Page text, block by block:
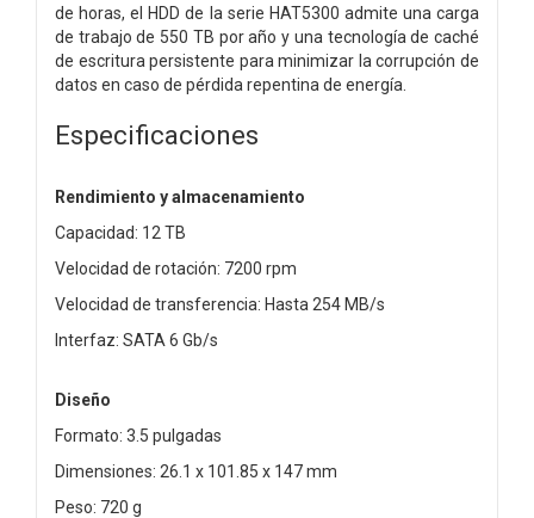
de horas, el HDD de la serie HAT5300 admite una carga
de trabajo de 550 TB por año y una tecnología de caché
de escritura persistente para minimizar la corrupción de
datos en caso de pérdida repentina de energía.
Especificaciones
Rendimiento y almacenamiento
Capacidad: 12 TB
Velocidad de rotación: 7200 rpm
Velocidad de transferencia: Hasta 254 MB/s
Interfaz: SATA 6 Gb/s
Diseño
Formato: 3.5 pulgadas
Dimensiones: 26.1 x 101.85 x 147 mm
Peso: 720 g